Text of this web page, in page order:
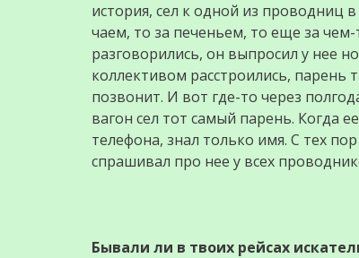
история, сел к одной из проводниц
чаем, то за печеньем, то еще за
разговорились, он выпросил у нее
коллективом расстроились, парень
позвонит. И вот где-то через
вагон сел тот самый парень. Когда
телефона, знал только имя. С тех
спрашивал про нее у всех
Бывали ли в твоих рейсах